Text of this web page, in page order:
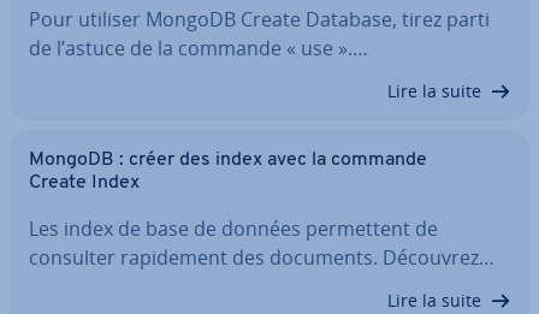
Pour utiliser MongoDB Create Database, tirez parti
de l’astuce de la commande « use ».…
Lire la suite
MongoDB : créer des index avec la commande
Create Index
Les index de base de données per­met­tent de
consulter ra­pi­de­ment des documents. Découvrez…
Lire la suite